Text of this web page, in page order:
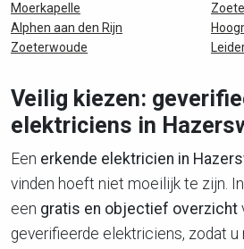
Moerkapelle
Alphen aan den Rijn
Zoeterwoude
Veilig kiezen:
elektriciens in
Een erkende elektricien in
vinden hoeft niet moeilijk te zijn.
een gratis en objectief overzicht
geverifieerde elektriciens, zodat u